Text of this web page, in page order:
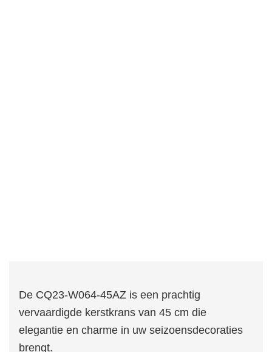
De CQ23-W064-45AZ is een prachtig
vervaardigde kerstkrans van 45 cm die
elegantie en charme in uw seizoensdecoraties
brengt.